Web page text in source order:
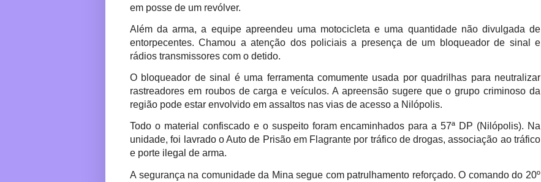
em posse de um revólver.
Além da arma, a equipe apreendeu uma motocicleta e uma quantidade não divulgada de
entorpecentes. Chamou a atenção dos policiais a presença de um bloqueador de sinal e
rádios transmissores com o detido.
O bloqueador de sinal é uma ferramenta comumente usada por quadrilhas para neutralizar
rastreadores em roubos de carga e veículos. A apreensão sugere que o grupo criminoso da
região pode estar envolvido em assaltos nas vias de acesso a Nilópolis.
Todo o material confiscado e o suspeito foram encaminhados para a 57ª DP (Nilópolis). Na
unidade, foi lavrado o Auto de Prisão em Flagrante por tráfico de drogas, associação ao tráfico
e porte ilegal de arma.
A segurança na comunidade da Mina segue com patrulhamento reforçado. O comando do 20º